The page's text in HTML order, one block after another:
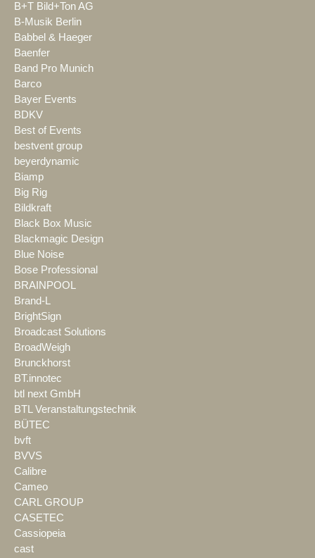
B+T Bild+Ton AG
B-Musik Berlin
Babbel & Haeger
Baenfer
Band Pro Munich
Barco
Bayer Events
BDKV
Best of Events
bestvent group
beyerdynamic
Biamp
Big Rig
Bildkraft
Black Box Music
Blackmagic Design
Blue Noise
Bose Professional
BRAINPOOL
Brand-L
BrightSign
Broadcast Solutions
BroadWeigh
Brunckhorst
BT.innotec
btl next GmbH
BTL Veranstaltungstechnik
BÜTEC
bvft
BVVS
Calibre
Cameo
CARL GROUP
CASETEC
Cassiopeia
cast